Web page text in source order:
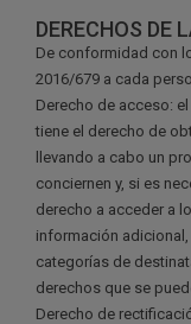
DERECHOS DE
De conformidad con
2016/679 a cada
Derecho de acceso:
tiene el derecho de
llevando a cabo un
conciernen y, si es
derecho a acceder a
información
categorías de
derechos que se
Derecho de